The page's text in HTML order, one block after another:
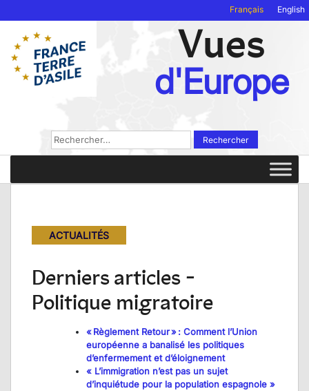
Français English
Vues
d'Europe
Rechercher :
ACTUALITÉS
Derniers articles -
Politique migratoire
« Règlement Retour » : Comment l’Union
européenne a banalisé les politiques
d’enfermement et d’éloignement
« L’immigration n’est pas un sujet
d’inquiétude pour la population espagnole »